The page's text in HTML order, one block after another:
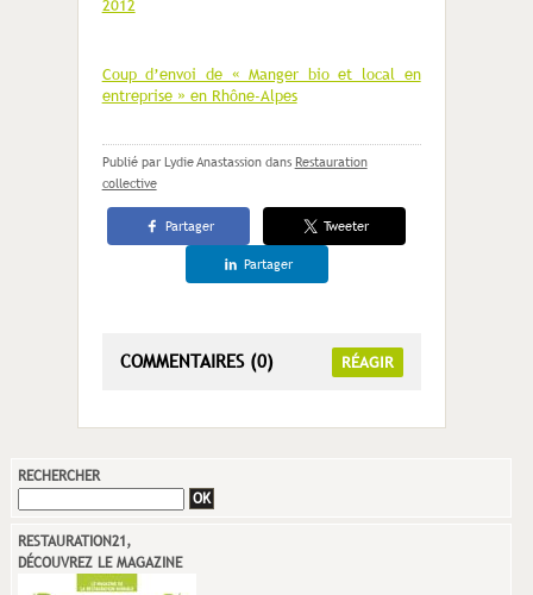
2012
Coup d’envoi de « Manger bio et local en
entreprise » en Rhône-Alpes
Publié par Lydie Anastassion dans Restauration
collective
Partager Tweeter
Partager
COMMENTAIRES (0) RÉAGIR
RECHERCHER
RESTAURATION21,
DÉCOUVREZ LE MAGAZINE